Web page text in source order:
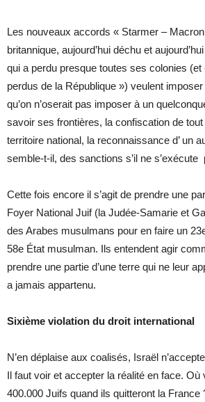
Les nouveaux accords « Starmer – Macron
britannique, aujourd’hui déchu et
qui a perdu presque toutes ses colonies (et
perdus de la République ») veulent
qu’on n’oserait pas imposer à un
savoir ses frontières, la confiscation de
territoire national, la reconnaissance d’ un
semble-t-il, des sanctions s’il ne s’exécute
Cette fois encore il s’agit de prendre une
Foyer National Juif (la Judée-Samarie et
des Arabes musulmans pour en faire un
58e État musulman. Ils entendent agir
prendre une partie d’une terre qui ne leur
a jamais appartenu.
Sixième violation du droit international
N’en déplaise aux coalisés, Israël
Il faut voir et accepter la réalité en face. Où
400.000 Juifs quand ils quitteront la France